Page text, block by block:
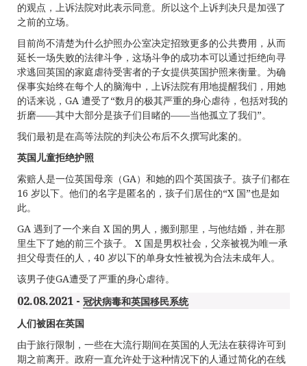
的观点，上诉法院对此表示同意。所以这个上诉判决只是加强了
之前的立场。
目前尚不清楚为什么护照办公室决定招致更多的公共费用，从而
延长一场失败的法律斗争，这场斗争的成功本可以通过拒绝向寻
求逃回英国的家庭虐待受害者的子女提供英国护照来衡量。为确
保事实始终在每个人的脑海中，上诉法院有用地提醒我们，用她
的话来说，GA 遭受了“数月的极其严重的身心虐待，包括对我的
折磨——其中大部分是孩子们目睹的——当他孤立了我们”。
我们最初是在高等法院的判决公布后不久撰写此案的。
英国儿童拒绝护照
索赔人是一位英国母亲（GA）和她的四个英国孩子。孩子们都在
16 岁以下。他们的名字是匿名的，孩子们居住的“X 国”也是如
此。
GA 遇到了一个来自 X 国的男人，搬到那里，与他结婚，并在那
里生下了她的前三个孩子。 X 国是男权社会，父亲被视为唯一承
担父母责任的人，40 岁以下的单身女性被视为合法未成年人。
该男子使GA遭受了严重的身心虐待。
02.08.2021 - 冠状病毒和英国移民系统
人们被困在英国
由于旅行限制，一些在大流行期间在英国的人无法在获得许可到
期之前离开。政府一直允许处于这种情况下的人通过简化的在线